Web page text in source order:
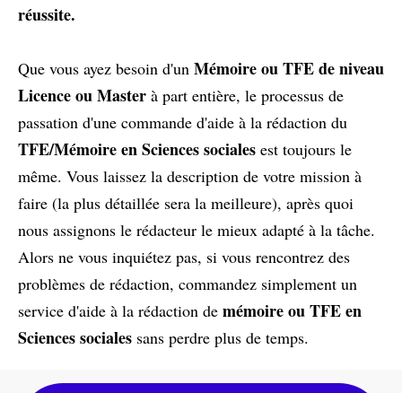
réussite.
Que vous ayez besoin d'un Mémoire ou TFE de niveau
Licence ou Master à part entière, le processus de
passation d'une commande d'aide à la rédaction du
TFE/Mémoire en Sciences sociales est toujours le
même. Vous laissez la description de votre mission à
faire (la plus détaillée sera la meilleure), après quoi
nous assignons le rédacteur le mieux adapté à la tâche.
Alors ne vous inquiétez pas, si vous rencontrez des
problèmes de rédaction, commandez simplement un
service d'aide à la rédaction de mémoire ou TFE en
Sciences sociales sans perdre plus de temps.